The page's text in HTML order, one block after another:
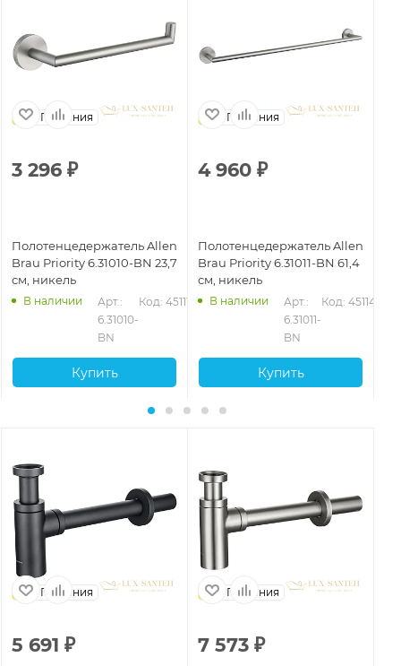
Германия
3 296 ₽
Полотенцедержатель Allen
Brau Priority 6.31010-BN 23,7
см, никель
В наличии
Арт.:
6.31010-
BN
Код: 45111
Купить
Германия
4 960 ₽
Полотенцедержатель Allen
Brau Priority 6.31011-BN 61,4
см, никель
В наличии
Арт.:
6.31011-
BN
Код: 45114
Купить
Германия
5 691 ₽
Германия
7 573 ₽